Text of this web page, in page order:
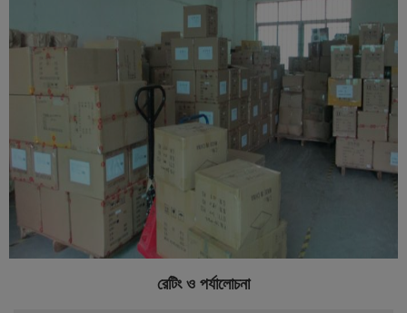
রেটিং ও পর্যালোচনা